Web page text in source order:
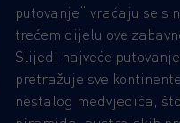
putovanje“ vraćaju se s
trećem dijelu ove
Slijedi najveće
pretražuje sve
nestalog medvjedića,